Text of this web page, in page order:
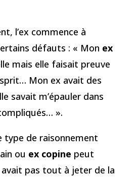
l’ex commence à
défauts : « Mon ex
mais elle faisait preuve
Mon ex avait des
savait m’épauler dans
».
type de raisonnement
ou ex copine peut
avait pas tout à jeter de la